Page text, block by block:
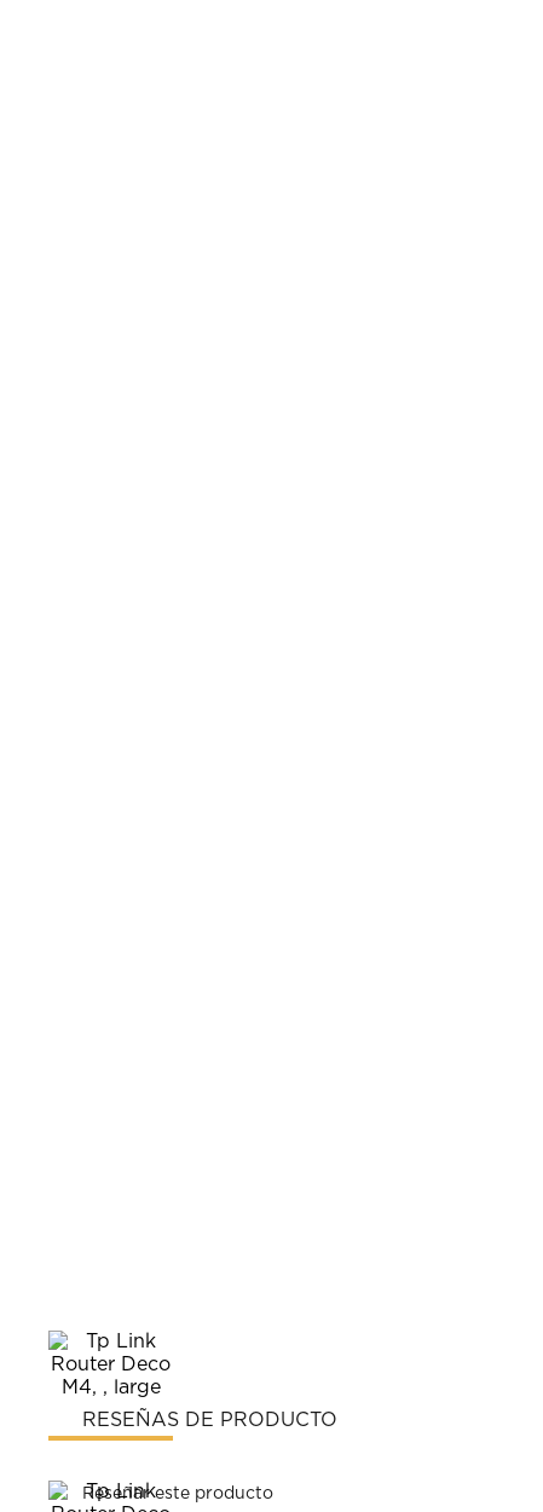
RESEÑAS DE PRODUCTO
Reseñar este producto